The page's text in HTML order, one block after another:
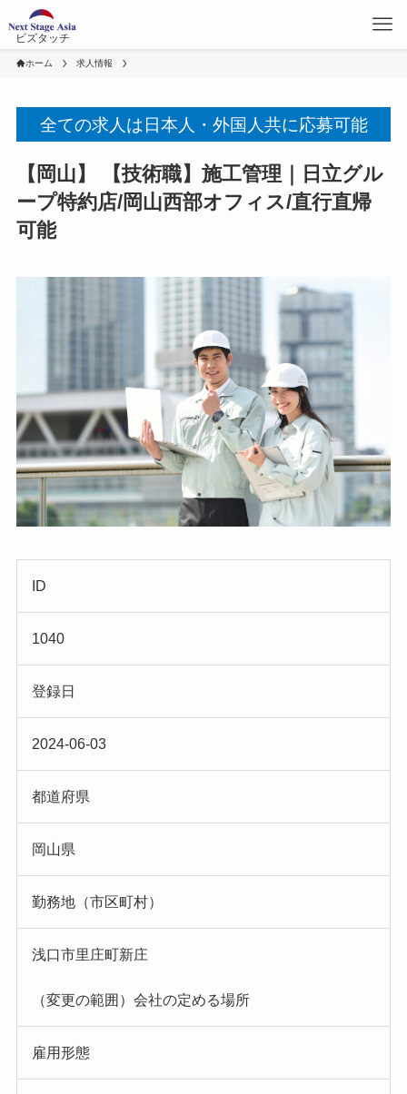
ビズタッチ
ホーム 求人情報
全ての求人は日本人・外国人共に応募可能
【岡山】 【技術職】施工管理｜日立グル
ープ特約店/岡山西部オフィス/直行直帰
可能
ID
1040
登録日
2024-06-03
都道府県
岡山県
勤務地（市区町村）
浅口市里庄町新庄
（変更の範囲）会社の定める場所
雇用形態